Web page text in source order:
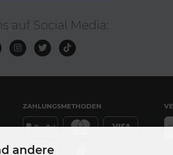
auf Social Media:
ZAHLUNGSMETHODEN
andere